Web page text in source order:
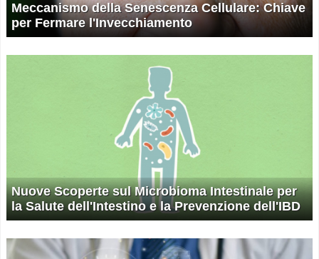
Meccanismo della Senescenza Cellulare: Chiave
per Fermare l'Invecchiamento
Nuove Scoperte sul Microbioma Intestinale per
la Salute dell'Intestino e la Prevenzione dell'IBD